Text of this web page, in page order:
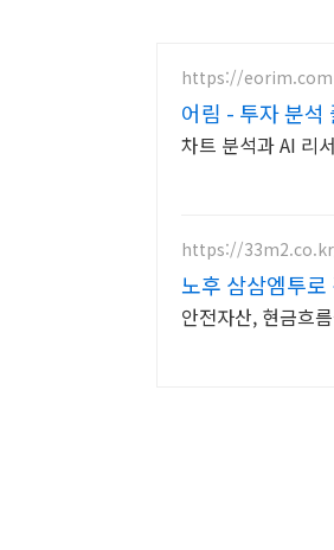
https://eorim.com
어림 - 투자 분석
차트 분석과 AI 리
https://
노후 삼삼엠투로
안전자산, 현금흐